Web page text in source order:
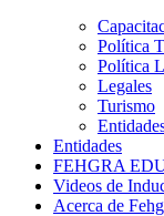
Política
Política
Legales
Turismo
Entidades
FEHGRA
Videos de
Acerca de